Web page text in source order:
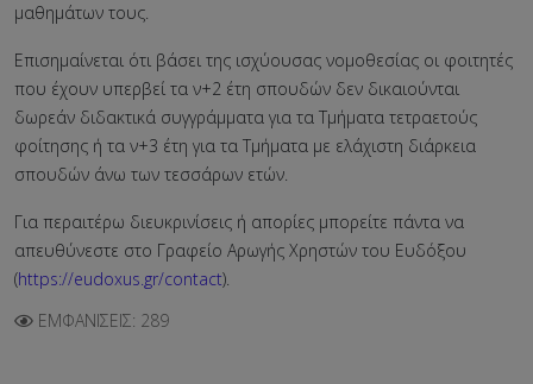
μαθημάτων τους.
Επισημαίνεται ότι βάσει της ισχύουσας νομοθεσίας οι φοιτητές
που έχουν υπερβεί τα ν+2 έτη σπουδών δεν δικαιούνται
δωρεάν διδακτικά συγγράμματα για τα Τμήματα τετραετούς
φοίτησης ή τα ν+3 έτη για τα Τμήματα με ελάχιστη διάρκεια
σπουδών άνω των τεσσάρων ετών.
Για περαιτέρω διευκρινίσεις ή απορίες μπορείτε πάντα να
απευθύνεστε στο Γραφείο Αρωγής Χρηστών του Ευδόξου
(https://eudoxus.gr/contact).
ΕΜΦΑΝΊΣΕΙΣ: 289